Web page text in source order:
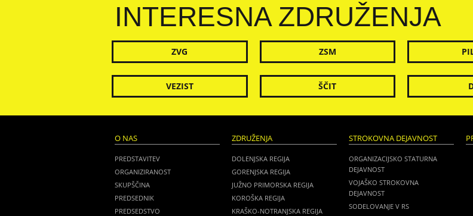
INTERESNA ZDRUŽENJA
ZVG ZSM
VEZIST ŠČIT
O NAS
PREDSTAVITEV
ORGANIZIRANOST
SKUPŠČINA
PREDSEDNIK
PREDSEDSTVO
ZDRUŽENJA
DOLENJSKA REGIJA
GORENJSKA REGIJA
JUŽNO PRIMORSKA REGIJA
KOROŠKA REGIJA
KRAŠKO-NOTRANJSKA REGIJA
STROKOVNA DEJAVNOST
ORGANIZACIJSKO STATURNA
DEJAVNOST
VOJAŠKO STROKOVNA
DEJAVNOST
SODELOVANJE V RS